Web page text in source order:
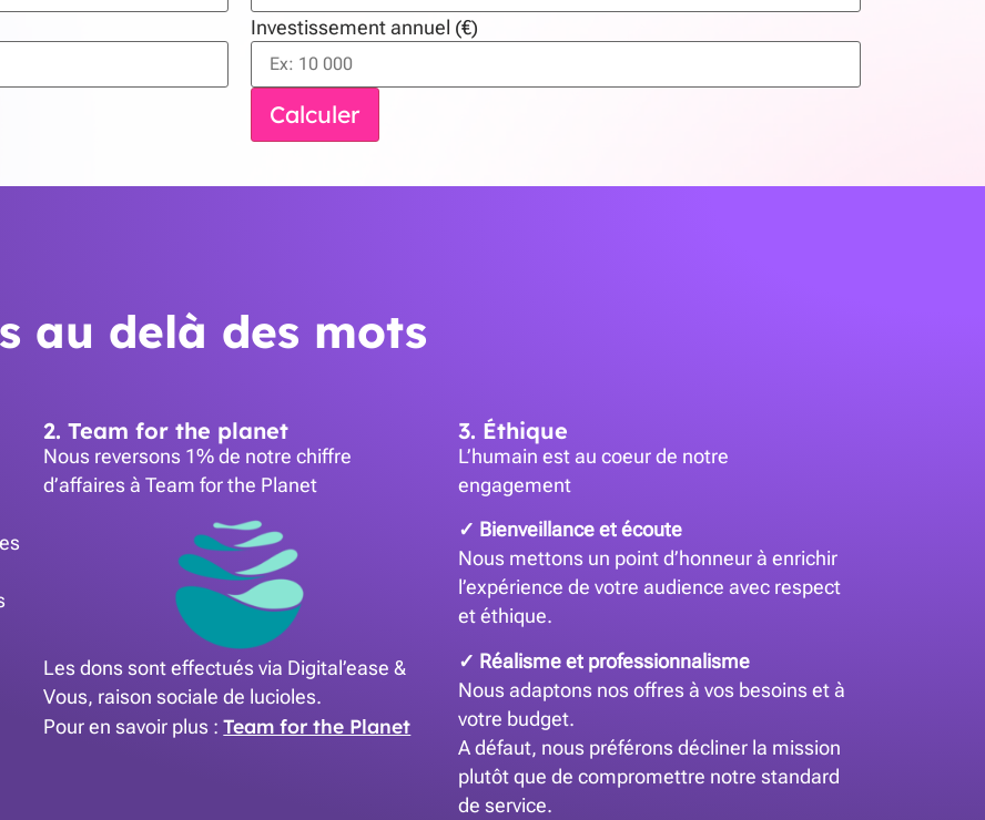
Investissement annuel (€)
Calculer
au delà des mots
2. Team for the planet
Nous reversons 1% de notre chiffre
d’affaires à Team for the Planet
Les dons sont effectués via Digital’ease &
Vous, raison sociale de lucioles.
Pour en savoir plus :Team for the Planet
3. Éthique
L’humain est au coeur de notre
engagement
✓ Bienveillance et écoute
Nous mettons un point d’honneur à enrichir
l’expérience de votre audience avec respect
et éthique.
✓ Réalisme et professionnalisme
Nous adaptons nos offres à vos besoins et à
votre budget.
A défaut, nous préférons décliner la mission
plutôt que de compromettre notre standard
de service.